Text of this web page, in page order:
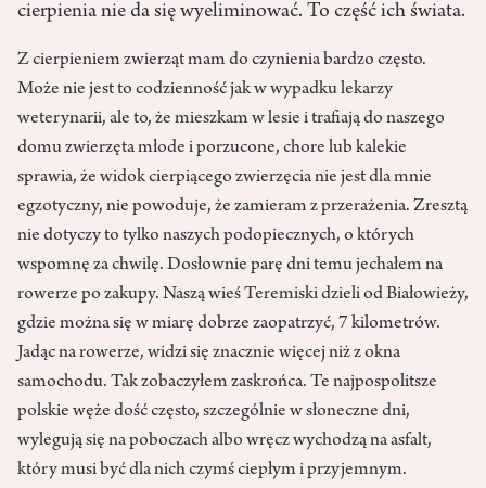
cierpienia nie da się wyeliminować. To część ich świata.
Z cierpieniem zwierząt mam do czynienia bardzo często.
Może nie jest to codzienność jak w wypadku lekarzy
weterynarii, ale to, że mieszkam w lesie i trafiają do naszego
domu zwierzęta młode i porzucone, chore lub kalekie
sprawia, że widok cierpiącego zwierzęcia nie jest dla mnie
egzotyczny, nie powoduje, że zamieram z przerażenia. Zresztą
nie dotyczy to tylko naszych podopiecznych, o których
wspomnę za chwilę. Dosłownie parę dni temu jechałem na
rowerze po zakupy. Naszą wieś Teremiski dzieli od Białowieży,
gdzie można się w miarę dobrze zaopatrzyć, 7 kilometrów.
Jadąc na rowerze, widzi się znacznie więcej niż z okna
samochodu. Tak zobaczyłem zaskrońca. Te najpospolitsze
polskie węże dość często, szczególnie w słoneczne dni,
wylegują się na poboczach albo wręcz wychodzą na asfalt,
który musi być dla nich czymś ciepłym i przyjemnym.